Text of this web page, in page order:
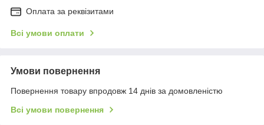
Оплата за реквізитами
Всі умови оплати
Умови повернення
Повернення товару впродовж 14 днів за домовленістю
Всі умови повернення